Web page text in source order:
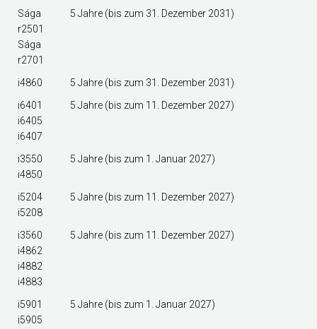
Sága
r2501
Sága
r2701
5 Jahre (bis zum 31. Dezember 2031)
i4860
5 Jahre (bis zum 31. Dezember 2031)
i6401
i6405
i6407
5 Jahre (bis zum 11. Dezember 2027)
i3550
i4850
5 Jahre (bis zum 1. Januar 2027)
i5204
i5208
5 Jahre (bis zum 11. Dezember 2027)
i3560
i4862
i4882
i4883
5 Jahre (bis zum 11. Dezember 2027)
i5901
i5905
5 Jahre (bis zum 1. Januar 2027)